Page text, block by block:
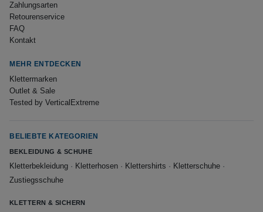
Zahlungsarten
Retourenservice
FAQ
Kontakt
MEHR ENTDECKEN
Klettermarken
Outlet & Sale
Tested by VerticalExtreme
BELIEBTE KATEGORIEN
BEKLEIDUNG & SCHUHE
Kletterbekleidung · Kletterhosen · Klettershirts · Kletterschuhe ·
Zustiegsschuhe
KLETTERN & SICHERN